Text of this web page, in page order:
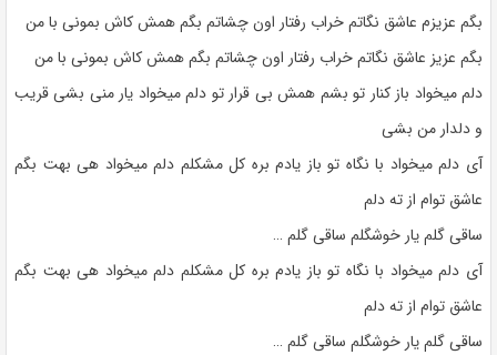
بگم عزیزم عاشق نگاتم خراب رفتار اون چشاتم بگم همش کاش بمونی با من
بگم عزیز عاشق نگاتم خراب رفتار اون چشاتم بگم همش کاش بمونی با من
دلم میخواد باز کنار تو بشم همش بی قرار تو دلم میخواد یار منی بشی قریب
و دلدار من بشی
آی دلم میخواد با نگاه تو باز یادم بره کل مشکلم دلم میخواد هی بهت بگم
عاشق توام از ته دلم
ساقی گلم یار خوشگلم ساقی گلم …
آی دلم میخواد با نگاه تو باز یادم بره کل مشکلم دلم میخواد هی بهت بگم
عاشق توام از ته دلم
ساقی گلم یار خوشگلم ساقی گلم …